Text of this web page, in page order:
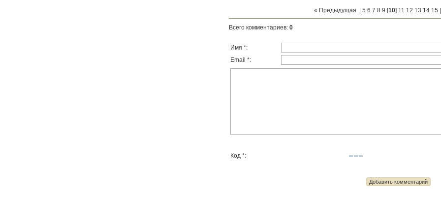
« Предыдущая 5 6 7 8 9 [10] 11 12 13 14 15
Всего комментариев: 0
Имя *:
Email *:
Код *: